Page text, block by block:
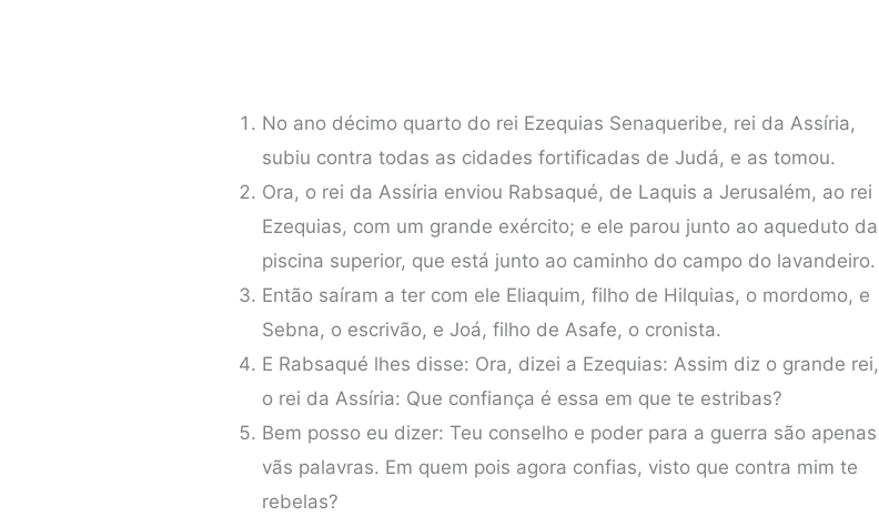
No ano décimo quarto do rei Ezequias Senaqueribe, rei da Assíria,
subiu contra todas as cidades fortificadas de Judá, e as tomou.
Ora, o rei da Assíria enviou Rabsaqué, de Laquis a Jerusalém, ao rei
Ezequias, com um grande exército; e ele parou junto ao aqueduto da
piscina superior, que está junto ao caminho do campo do lavandeiro.
Então saíram a ter com ele Eliaquim, filho de Hilquias, o mordomo, e
Sebna, o escrivão, e Joá, filho de Asafe, o cronista.
E Rabsaqué lhes disse: Ora, dizei a Ezequias: Assim diz o grande rei,
o rei da Assíria: Que confiança é essa em que te estribas?
Bem posso eu dizer: Teu conselho e poder para a guerra são apenas
vãs palavras. Em quem pois agora confias, visto que contra mim te
rebelas?